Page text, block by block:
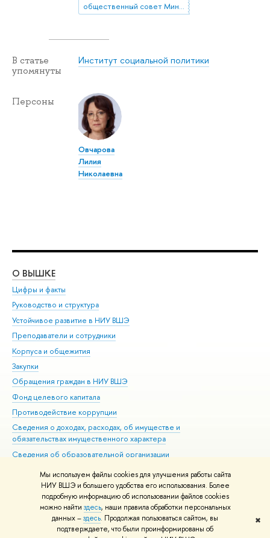
Мы используем файлы cookies для улучшения работы сайта
НИУ ВШЭ и большего удобства его использования. Более
подробную информацию об использовании файлов cookies
можно найти здесь, наши правила обработки персональных
данных –здесь. Продолжая пользоваться сайтом, вы
подтверждаете, что были проинформированы об
✖
общественный совет Минтруда России
В статье
упомянуты
Институт социальной политики
Персоны
Овчарова
Лилия
Николаевна
О ВЫШКЕ
Цифры и факты
Руководство и структура
Устойчивое развитие в НИУ ВШЭ
Преподаватели и сотрудники
Корпуса и общежития
Закупки
Обращения граждан в НИУ ВШЭ
Фонд целевого капитала
Противодействие коррупции
Сведения о доходах, расходах, об имуществе и
обязательствах имущественного характера
Сведения об образовательной организации
Людям с ограниченными возможностями здоровья
Единая платежная страница
Работа в Вышке